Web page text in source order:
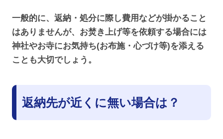
一般的に、返納・処分に際し費用などが掛かること
はありませんが、お焚き上げ等を依頼する場合には
神社やお寺にお気持ち(お布施・心づけ等)を添える
ことも大切でしょう。
返納先が近くに無い場合は？